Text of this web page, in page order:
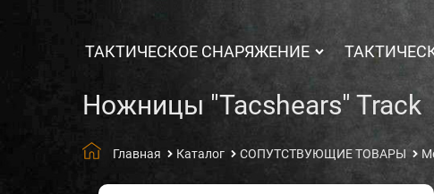
ТАКТИЧЕСКОЕ СНАРЯЖЕНИЕ
Ножницы "Tacshears" Track
Главная Каталог СОПУТСТВУЮЩИЕ ТОВАРЫ